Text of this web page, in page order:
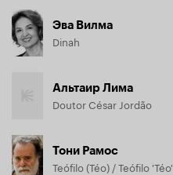
Эва Вилма
Dinah
Альтаир Лима
Doutor César Jordão
Тони Рамос
Teófilo (Téo) / Teófilo 'Téo'